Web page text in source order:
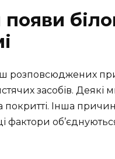
розповсюджених
засобів.
покритті. Інша
фактори